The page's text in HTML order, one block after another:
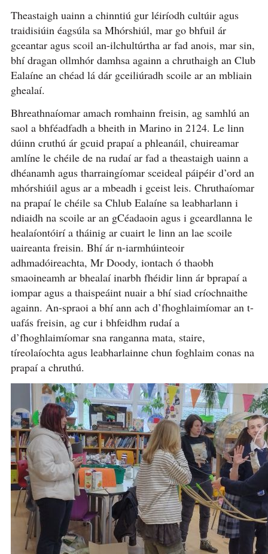
Theastaigh uainn a chinntiú gur léiríodh cultúir agus
traidisiúin éagsúla sa Mhórshiúl, mar go bhfuil ár
gceantar agus scoil an-ilchultúrtha ar fad anois, mar sin,
bhí dragan ollmhór damhsa againn a chruthaigh an Club
Ealaíne an chéad lá dár gceiliúradh scoile ar an mbliain
ghealaí.
Bhreathnaíomar amach romhainn freisin, ag samhlú an
saol a bhféadfadh a bheith in Marino in 2124. Le linn
dúinn cruthú ár gcuid prapaí a phleanáil, chuireamar
amlíne le chéile de na rudaí ar fad a theastaigh uainn a
dhéanamh agus tharraingíomar sceideal páipéir d’ord an
mhórshiúil agus ar a mbeadh i gceist leis. Chruthaíomar
na prapaí le chéile sa Chlub Ealaíne sa leabharlann i
ndiaidh na scoile ar an gCéadaoin agus i gceardlanna le
healaíontóirí a tháinig ar cuairt le linn an lae scoile
uaireanta freisin. Bhí ár n-iarmhúinteoir
adhmadóireachta, Mr Doody, iontach ó thaobh
smaoineamh ar bhealaí inarbh fhéidir linn ár bprapaí a
iompar agus a thaispeáint nuair a bhí siad críochnaithe
againn. An-spraoi a bhí ann ach d’fhoghlaimíomar an t-
uafás freisin, ag cur i bhfeidhm rudaí a
d’fhoghlaimíomar sna ranganna mata, staire,
tíreolaíochta agus leabharlainne chun foghlaim conas na
prapaí a chruthú.